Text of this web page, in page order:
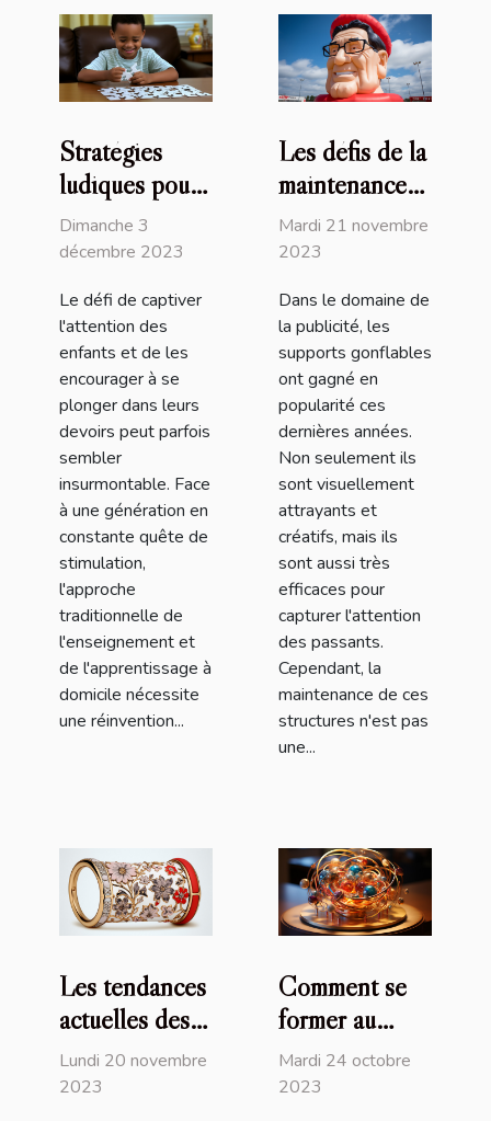
Stratégies
ludiques pour
stimuler
l'engagement
des enfants
dans leurs
devoirs
Dimanche 3
décembre 2023
Le défi de captiver
l'attention des
enfants et de les
encourager à se
plonger dans leurs
devoirs peut parfois
sembler
insurmontable. Face
à une génération en
constante quête de
stimulation,
l'approche
traditionnelle de
l'enseignement et
de l'apprentissage à
domicile nécessite
une réinvention...
Les défis de la
maintenance
des supports
publicitaires
Mardi 21 novembre
2023
Dans le domaine de
la publicité, les
supports gonflables
ont gagné en
popularité ces
dernières années.
Non seulement ils
sont visuellement
attrayants et
créatifs, mais ils
sont aussi très
efficaces pour
capturer l'attention
des passants.
Cependant, la
maintenance de ces
structures n'est pas
une...
Les tendances
actuelles des
bracelets
Liberty et
Lundi 20 novembre
2023
Comment se
former au
magnétisme ?
Mardi 24 octobre
2023